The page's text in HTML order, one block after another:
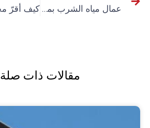
عمال مياه الشرب بمصر يحتجون لليوم 12 على التوالي وسط تضامن كبير
مقالات ذات صلة